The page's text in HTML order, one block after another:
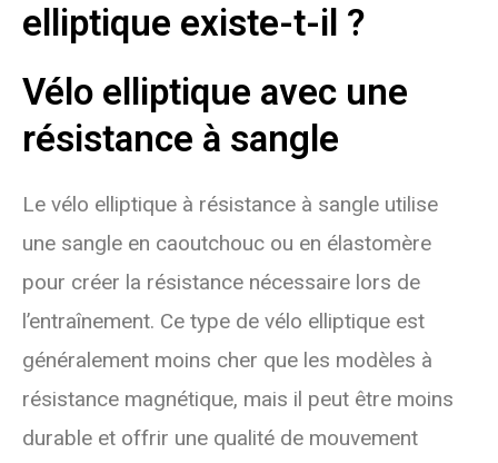
elliptique existe-t-il ?
Vélo elliptique avec une
résistance à sangle
Le vélo elliptique à résistance à sangle utilise
une sangle en caoutchouc ou en élastomère
pour créer la résistance nécessaire lors de
l’entraînement. Ce type de vélo elliptique est
généralement moins cher que les modèles à
résistance magnétique, mais il peut être moins
durable et offrir une qualité de mouvement